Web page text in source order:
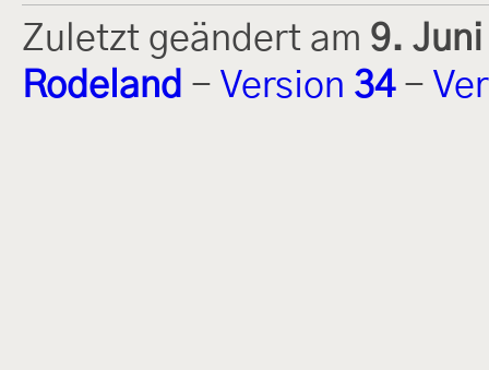
Zuletzt geändert am 9.
Rodeland - Version 34-